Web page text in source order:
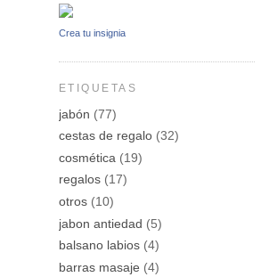
Crea tu insignia
ETIQUETAS
jabón (77)
cestas de regalo (32)
cosmética (19)
regalos (17)
otros (10)
jabon antiedad (5)
balsano labios (4)
barras masaje (4)